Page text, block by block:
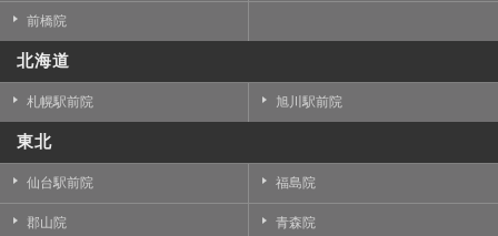
前橋院
北海道
札幌駅前院 旭川駅前院
東北
仙台駅前院 福島院
郡山院 青森院